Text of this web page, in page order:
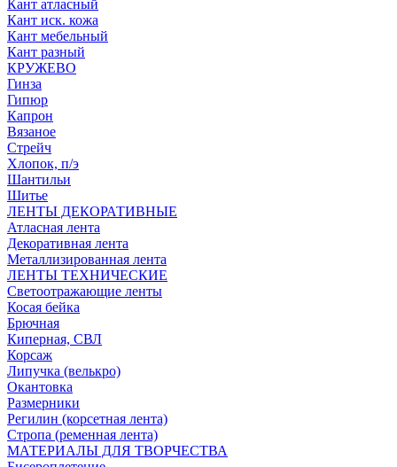
Кант атласный
Кант иск. кожа
Кант мебельный
Кант разный
КРУЖЕВО
Гинза
Гипюр
Капрон
Вязаное
Стрейч
Хлопок, п/э
Шантильи
Шитье
ЛЕНТЫ ДЕКОРАТИВНЫЕ
Атласная лента
Декоративная лента
Металлизированная лента
ЛЕНТЫ ТЕХНИЧЕСКИЕ
Светоотражающие ленты
Косая бейка
Брючная
Киперная, СВЛ
Корсаж
Липучка (велькро)
Окантовка
Размерники
Регилин (корсетная лента)
Стропа (ременная лента)
МАТЕРИАЛЫ ДЛЯ ТВОРЧЕСТВА